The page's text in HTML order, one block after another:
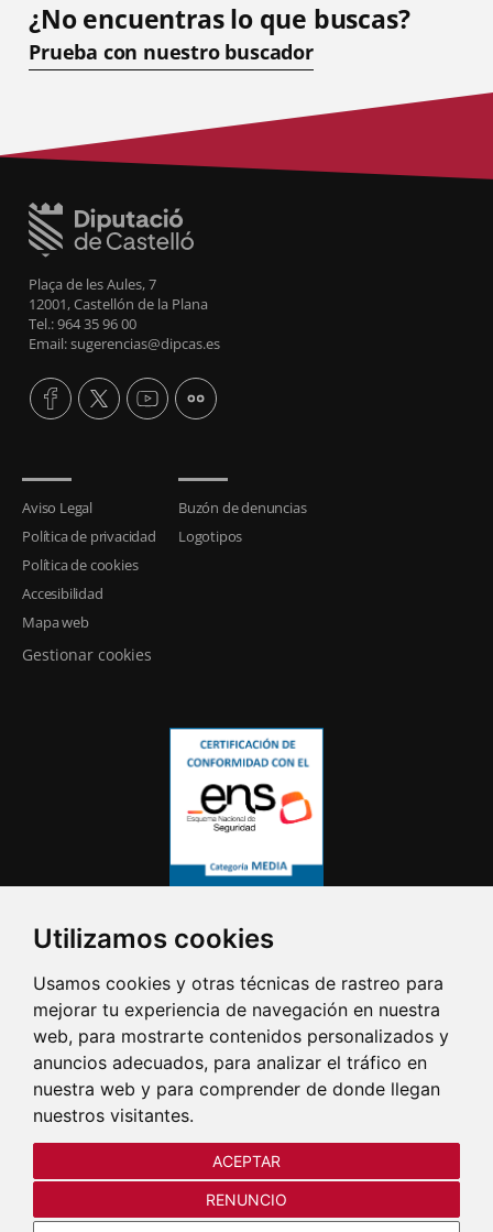
Utilizamos cookies
Usamos cookies y otras técnicas de rastreo para
mejorar tu experiencia de navegación en nuestra
web, para mostrarte contenidos personalizados y
anuncios adecuados, para analizar el tráfico en
nuestra web y para comprender de donde llegan
nuestros visitantes.
ACEPTAR
RENUNCIO
¿No encuentras lo que buscas?
Prueba con nuestro buscador
Plaça de les Aules, 7
12001, Castellón de la Plana
Tel.: 964 35 96 00
Email: sugerencias@dipcas.es
Aviso Legal
Política de privacidad
Política de cookies
Accesibilidad
Mapa web
Gestionar cookies
Buzón de denuncias
Logotipos
El día 12/08/2026 el Castillo y
el Parque de Artillería
cerrarán a las 19:00 h